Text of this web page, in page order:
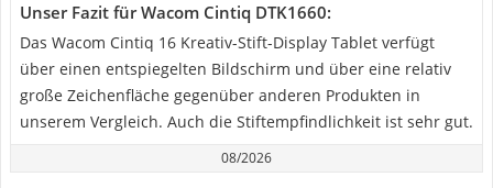
Unser Fazit für Wacom Cintiq DTK1660:
Das Wacom Cintiq 16 Kreativ-Stift-Display Tablet verfügt
über einen entspiegelten Bildschirm und über eine relativ
große Zeichenfläche gegenüber anderen Produkten in
unserem Vergleich. Auch die Stiftempfindlichkeit ist sehr gut.
08/2026